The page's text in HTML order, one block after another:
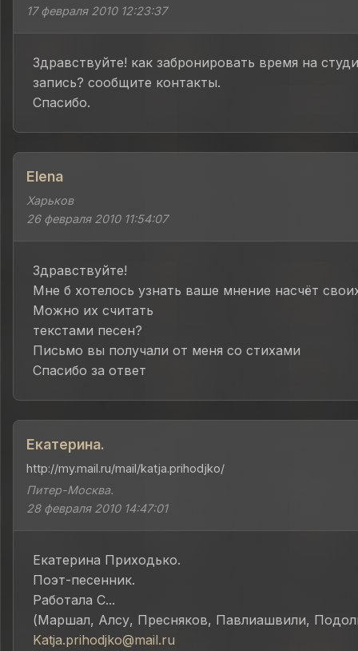
17 февраля 2010 12:23:37
Здравствуйте! как забронировать время на
запись? сообщите контакты.
Спасибо.
Elena
Харьков
26 февраля 2010 11:54:07
Здравствуйте!
Мне б хотелось узнать ваше мнение насчёт
Можно их считать
текстами песен?
Письмо вы получали от меня со стихами
Спасибо за ответ
Екатерина.
http://my.mail.ru/mail/katja.prihodjko/
Питер-Москва.
28 февраля 2010 14:47:01
Екатерина Приходько.
Поэт-песенник.
Работала С...
(Маршал, Алсу, Пресняков, Павлиашвили,
Katja.prihodjko@mail.ru